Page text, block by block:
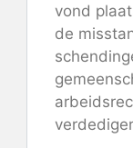
vond
de